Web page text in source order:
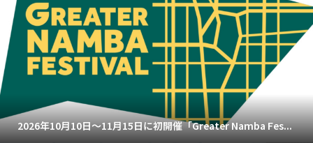
2026年10月10日～11月15日に初開催「Greater Namba Fes...